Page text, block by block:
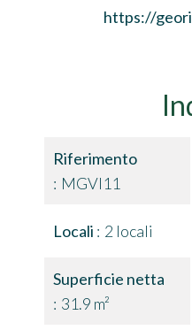
https://
Riferimento
MGVI11
Locali 2 locali
Superficie netta
31.9 m²